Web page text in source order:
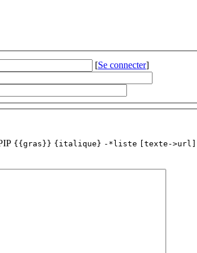
[Se connecter]
{{gras}} {italique} -*liste [texte->url]